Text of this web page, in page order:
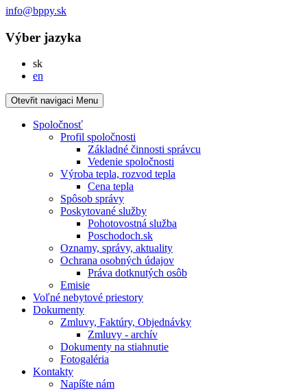
info@bppy.sk
Výber jazyka
skSlovensky
en
Otevřit navigaci Menu
Spoločnosť
Profil spoločnosti
Základné činnosti správcu
Vedenie spoločnosti
Výroba tepla, rozvod tepla
Cena tepla
Spôsob správy
Poskytované služby
Pohotovostná služba
Poschodoch.sk
Oznamy, správy, aktuality
Ochrana osobných údajov
Práva dotknutých osôb
Emisie
Voľné nebytové priestory
Dokumenty
Zmluvy, Faktúry, Objednávky
Zmluvy - archív
Dokumenty na stiahnutie
Fotogaléria
Kontakty
Napíšte nám